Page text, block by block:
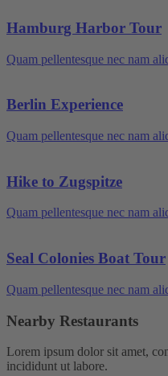
Hamburg Harbor Tour
Quam pellentesque nec nam
Berlin Experience
Quam pellentesque nec nam
Hike to Zugspitze
Quam pellentesque nec nam
Seal Colonies Boat Tour
Quam pellentesque nec nam
Nearby Restaurants
Lorem ipsum dolor sit amet,
incididunt ut labore.